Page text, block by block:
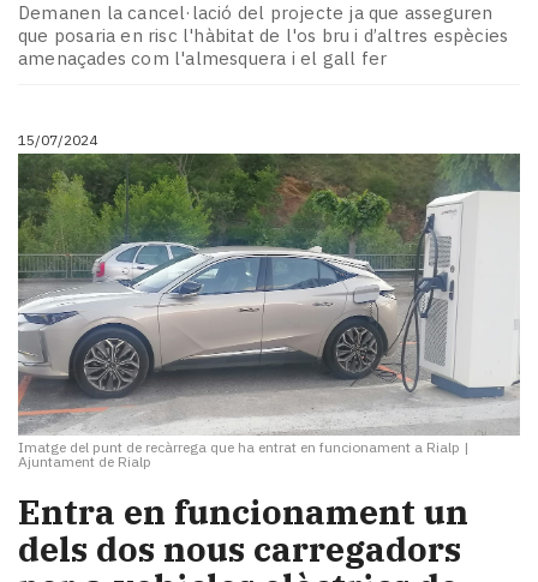
Demanen la cancel·lació del projecte ja que asseguren
que posaria en risc l'hàbitat de l'os bru i d’altres espècies
amenaçades com l'almesquera i el gall fer
15/07/2024
Imatge del punt de recàrrega que ha entrat en funcionament a Rialp |
Ajuntament de Rialp
Entra en funcionament un
dels dos nous carregadors